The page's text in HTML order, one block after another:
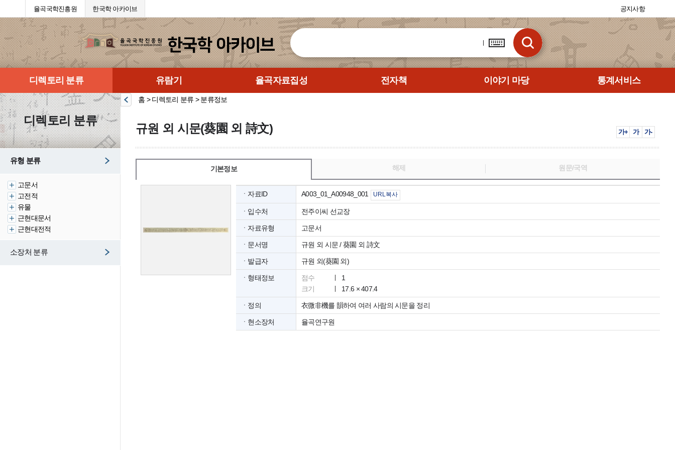
율곡국학진흥원 한국학 아카이브 공지사항
디렉토리 분류 유람기 율곡자료집성 전자책 이야기 마당 통계서비스
디렉토리 분류
유형 분류
고문서
고전적
유물
근현대문서
근현대전적
소장처 분류
홈 > 디렉토리 분류 > 분류정보
규원 외 시문(葵園 외 詩文) 가+ 가 가-
기본정보 해제 원문/국역
ㆍ자료ID A003_01_A00948_001 URL복사
ㆍ입수처 전주이씨 선교장
ㆍ자료유형 고문서
ㆍ문서명 규원 외 시문 / 葵園 외 詩文
ㆍ발급자 규원 외(葵園 외)
ㆍ형태정보 점수
1
크기
17.6 × 407.4
ㆍ정의 衣微非機를 韻하여 여러 사람의 시문을 정리
ㆍ현소장처 율곡연구원